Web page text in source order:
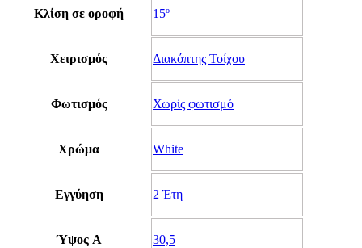
Κλίση σε οροφή 15º
Χειρισμός Διακόπτης Τοίχου
Φωτισμός Χωρίς φωτισμό
Χρώμα White
Εγγύηση 2 Έτη
Ύψος A 30,5